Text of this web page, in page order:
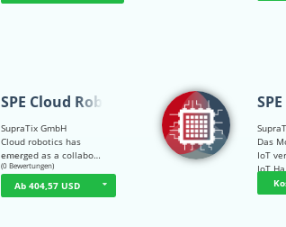
SPE Cloud Robot…
SupraTix GmbH
Cloud robotics has
emerged as a collabo…
☆☆☆☆☆
(0 Bewertungen)
Ab 404,57 USD
Das
IoT
IoT